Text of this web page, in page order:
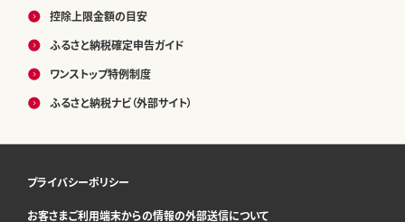
控除上限金額の目安
ふるさと納税確定申告ガイド
ワンストップ特例制度
ふるさと納税ナビ（外部サイト）
プライバシーポリシー
お客さまご利用端末からの情報の外部送信について